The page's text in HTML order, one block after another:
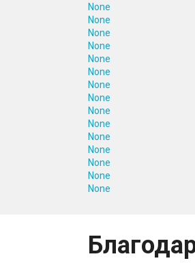
None
None
None
None
None
None
None
None
None
None
None
None
None
None
None